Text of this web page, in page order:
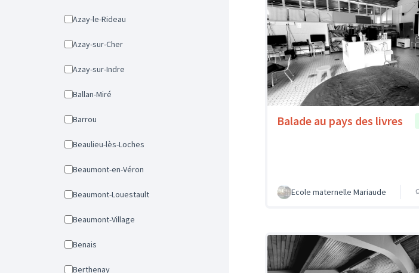
Azay-le-Rideau
Azay-sur-Cher
Azay-sur-Indre
Ballan-Miré
Barrou
Beaulieu-lès-Loches
Beaumont-en-Véron
Beaumont-Louestault
Beaumont-Village
Benais
Berthenay
Balade au pays des livres
Ecole maternelle Mariaude